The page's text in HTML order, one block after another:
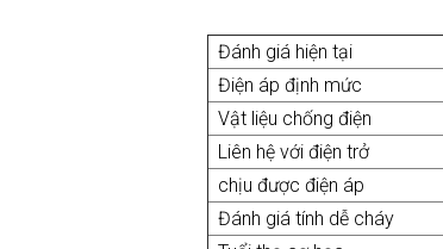
Đánh giá hiện tại
Điện áp định mức
Vật liệu chống điện
Liên hệ với điện trở
chịu được điện áp
Đánh giá tính dễ cháy